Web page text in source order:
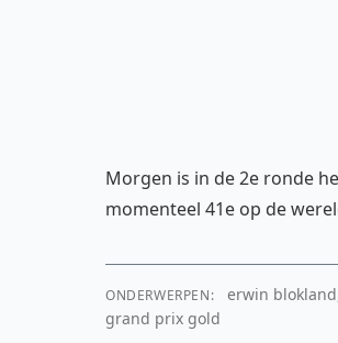
Morgen is in de 2e ronde
momenteel 41e op de
ONDERWERPEN:
erwin
grand prix gold